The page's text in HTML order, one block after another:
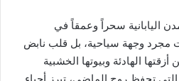
اليابانية سحراً وعمقاً في
مجرد وجهة سياحية، بل قلب نابض
أزقتها الهادئة وبيوتها الخشبية